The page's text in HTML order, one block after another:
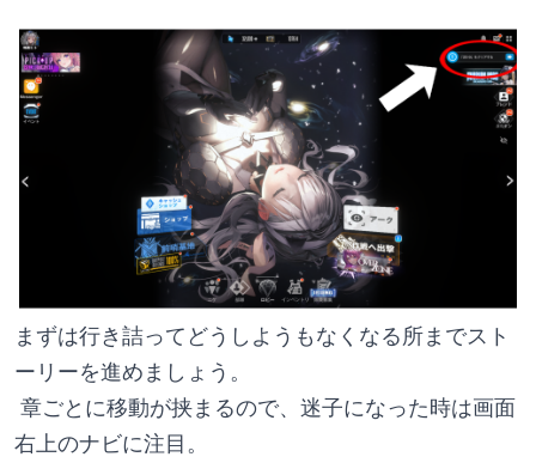
まずは行き詰ってどうしようもなくなる所までスト
ーリーを進めましょう。
右上のナビに注目。